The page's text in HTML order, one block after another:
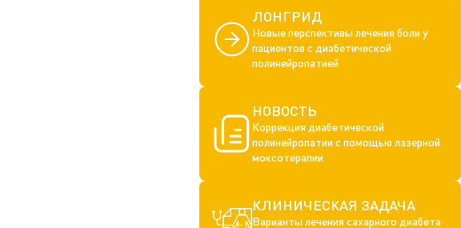
ЛОНГРИД
Новые перспективы лечения боли у
пациентов с диабетической
полинейропатией
НОВОСТЬ
Коррекция диабетической
полинейропатии с помощью лазерной
моксотерапии
КЛИНИЧЕСКАЯ ЗАДАЧА
Варианты лечения сахарного диабета